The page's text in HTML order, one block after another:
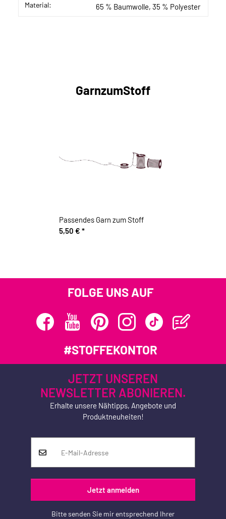
Material: 65 % Baumwolle, 35 % Polyester
GarnzumStoff
Passendes Garn zum Stoff
5,50 € *
FOLGE UNS AUF
#STOFFEKONTOR
JETZT UNSEREN
NEWSLETTER ABONIEREN.
Erhalte unsere Nähtipps, Angebote und
Produktneuheiten!
Jetzt anmelden
Bitte senden Sie mir entsprechend Ihrer